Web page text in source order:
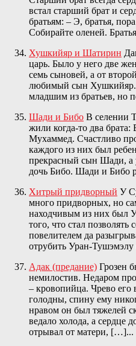
встал старший брат и
братьям: – Э, братья,
Собирайте оленей.
Хушкийяр и Шатирин
царь. Было у него две
семь сыновей, а от
любимый сын
младшим из братьев, но
Шади и Бибо В селении
жили когда-то два
Мухаммед. Счастливо
каждого из них был
прекрасный сын Шади, а
дочь Бибо. Шади и Бибо
Хитрый придворный У
много придворных, но
находчивым из них был
того, что стал позволять
повелителем да
отрубить Уран-Тушэмэлу
Адак (предание) Грозен
немилостив. Недаром
– кровопийца. Чрево его
голодны, спину ему
нравом он был тяжелей
ведало холода, а сердце
отрывал от матери, […]...